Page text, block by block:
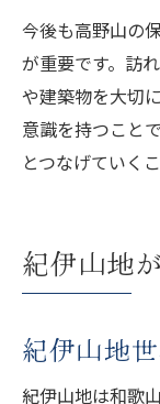
今後も高野山の
が重要です。訪
や建築物を大切
意識を持つこと
とつなげていく
紀伊山地
紀伊山地
紀伊山地は和歌